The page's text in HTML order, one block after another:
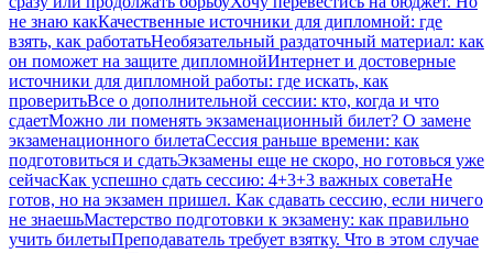
не знаю какКачественные источники для дипломной: где
взять, как работатьНеобязательный раздаточный материал: как
он поможет на защите дипломнойИнтернет и достоверные
источники для дипломной работы: где искать, как
проверитьВсе о дополнительной сессии: кто, когда и что
сдаетМожно ли поменять экзаменационный билет? О замене
экзаменационного билетаСессия раньше времени: как
подготовиться и сдатьЭкзамены еще не скоро, но готовься уже
сейчасКак успешно сдать сессию: 4+3+3 важных советаНе
готов, но на экзамен пришел. Как сдавать сессию, если ничего
не знаешьМастерство подготовки к экзамену: как правильно
учить билетыПреподаватель требует взятку. Что в этом случае